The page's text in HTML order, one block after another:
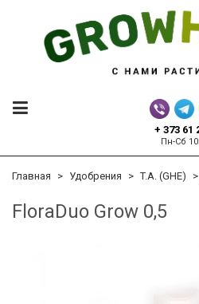
+ 373 61
Пн-Сб
Главная Удобрения T.A. (GHE)
FloraDuo Grow 0,5